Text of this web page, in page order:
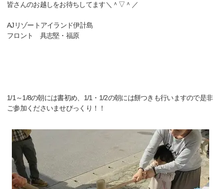
皆さんのお越しをお待ちしてます＼＾▽＾／
AJリゾートアイランド伊計島
フロント 具志堅・福原
1/1～1/8の朝には書初め、1/1・1/2の朝には餅つきも行いますので是非
ご参加くださいませびっくり！！